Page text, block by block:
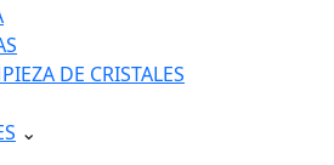
DE CRISTALES
⌄